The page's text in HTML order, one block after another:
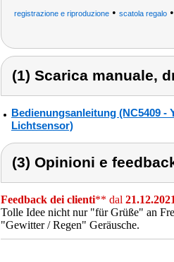
registrazione e riproduzione• scatola regalo•
(1) Scarica manuale,
Bedienungsanleitung (NC5409
Lichtsensor)
(3) Opinioni e
Feedback dei clienti** dal 21.12.2021
Tolle Idee nicht nur "für Grüße" an
"Gewitter / Regen" Geräusche.